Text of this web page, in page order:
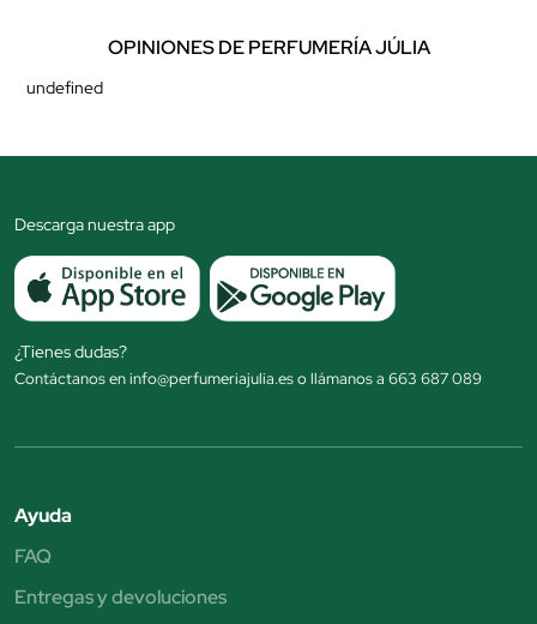
OPINIONES DE PERFUMERÍA JÚLIA
undefined
Descarga nuestra app
¿Tienes dudas?
Contáctanos en info@perfumeriajulia.es o llámanos a 663 687 089
Ayuda
FAQ
Entregas y devoluciones